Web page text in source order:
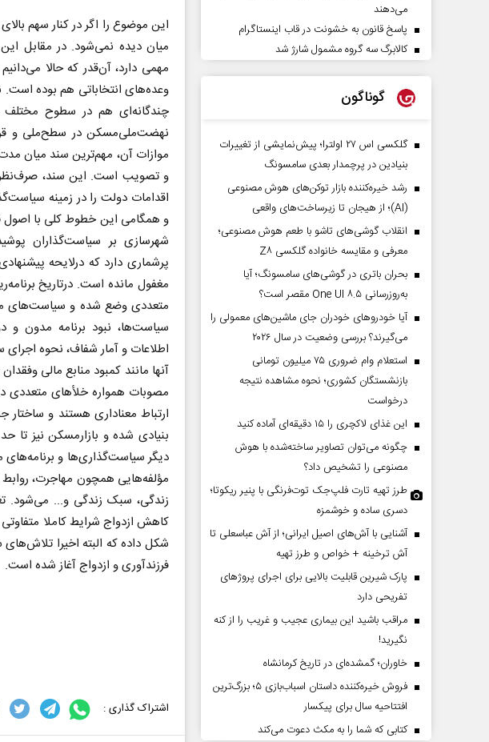
این موضوع را اگر در کنار سهم
میان دیده نمی‌شود. در مقابل
مهمی دارد، آن‌قدر که حالا
وعده‌های انتخاباتی هم بوده است.
چندگانه‌ای هم در سطوح مختلف
نهضت‌ملی‌مسکن در سطح‌ملی و
موازات آن، مهم‌ترین سند میان
و تصویب است. این سند، صرف‌نظر
اقدامات دولت را در زمینه
و همگامی این خطوط کلی با
شهرسازی بر سیاست‌گذاران
پرشماری دارد که درلایحه
مغفول مانده است. درتاریخ
متعددی وضع شده و سیاست‌های
سیاست‌ها، نبود برنامه مدون
اطلاعات و آمار شفاف، نحوه اجرای
آنها مانند کمبود منابع مالی
مصوبات همواره خلأهای متعددی
ارتباط معناداری هستند و
بنیادی شده و بازارمسکن نیز تا
دیگر سیاست‌گذاری‌ها و برنامه‌های
مؤلفه‌هایی همچون مهاجرت،
زندگی، سبک زندگی و... می‌شود.
کاهش ازدواج شرایط کاملا
شکل داده که البته اخیرا
فرزندآوری و ازدواج آغاز شده است.
اشتراک گذاری :
می‌دهند
پاسخ قانون به خشونت در قاب اینستاگرام
کالابرگ سه گروه مشمول شارژ شد
گوناگون
گلکسی اس ۲۷ اولترا؛ پیش‌نمایشی از تغییرات
بنیادین در پرچمدار بعدی سامسونگ
رشد خیره‌کننده بازار توکن‌های هوش مصنوعی
(AI)؛ از هیجان تا زیرساخت‌های واقعی
انقلاب گوشی‌های تاشو‌ با طعم هوش مصنوعی؛
معرفی و مقایسه خانواده گلکسی Z۸
بحران باتری در گوشی‌های سامسونگ؛ آیا
به‌روزرسانی One UI ۸.۵ مقصر است؟
آیا خودروهای خودران جای ماشین‌های معمولی را
می‌گیرند؟ بررسی وضعیت در سال ۲۰۲۶
استعلام وام ضروری ۷۵ میلیون تومانی
بازنشستگان کشوری؛ نحوه مشاهده نتیجه
درخواست
این غذای لاکچری را ۱۵ دقیقه‌ای آماده کنید
چگونه می‌توان تصاویر ساخته‌شده با هوش
مصنوعی را تشخیص داد؟
طرز تهیه تارت فلپ‌جک توت‌فرنگی با پنیر ریکوتا؛
دسری ساده و خوشمزه
آشنایی با آش‌های اصیل ایرانی؛ از آش عباسعلی تا
آش ترخینه + خواص و طرز تهیه
پارک شیرین قابلیت‌ بالایی برای اجرای پروژهای
تفریحی دارد
مراقب باشید این بیماری عجیب و غریب را از کنه
نگیرید!
خاوران؛ گمشده‌ای در تاریخ کرمانشاه
فروش خیره‌کننده داستان اسباب‌بازی ۵؛ بزرگ‌ترین
افتتاحیه سال برای پیکسار
کتابی که شما را به مکث دعوت می‌کند